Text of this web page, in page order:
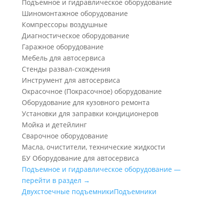
Подъемное и гидравлическое оборудование
Шиномонтажное оборудование
Компрессоры воздушные
Диагностическое оборудование
Гаражное оборудование
Мебель для автосервиса
Стенды развал-схождения
Инструмент для автосервиса
Окрасочное (Покрасочное) оборудование
Оборудование для кузовного ремонта
Установки для заправки кондиционеров
Мойка и детейлинг
Сварочное оборудование
Масла, очистители, технические жидкости
БУ Оборудование для автосервиса
Подъемное и гидравлическое оборудование —
перейти в раздел →
Двухстоечные подъемникиПодъемники